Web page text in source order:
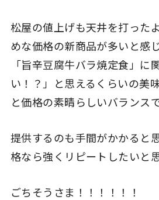
松屋の値上げも天井を打った
めな価格の新商品が多いと感
「旨辛豆腐牛バラ焼定食」に
い！？」と思えるくらいの美
と価格の素晴らしいバランス
提供するのも手間がかかると
格なら強くリピートしたいと
ごちそうさま！！！！！！